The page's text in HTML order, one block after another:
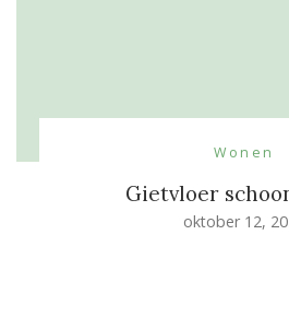
Wonen
Gietvloer
oktober 12,